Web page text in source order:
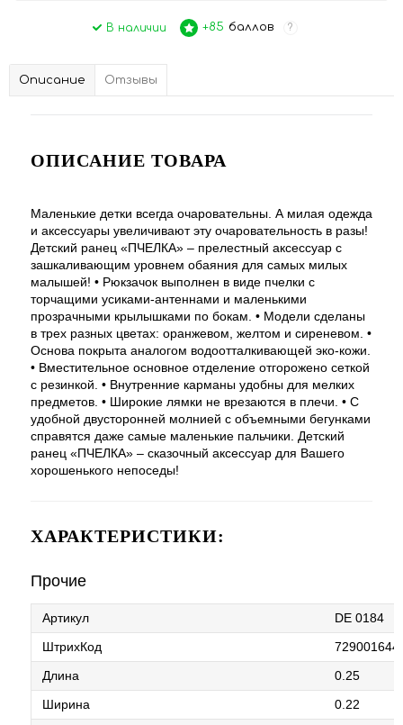
+85 баллов ?
В наличии
Описание Отзывы
ОПИСАНИЕ ТОВАРА
Маленькие детки всегда очаровательны. А милая одежда
и аксессуары увеличивают эту очаровательность в разы!
Детский ранец «ПЧЕЛКА» – прелестный аксессуар с
зашкаливающим уровнем обаяния для самых милых
малышей! • Рюкзачок выполнен в виде пчелки с
торчащими усиками-антеннами и маленькими
прозрачными крылышками по бокам. • Модели сделаны
в трех разных цветах: оранжевом, желтом и сиреневом. •
Основа покрыта аналогом водоотталкивающей эко-кожи.
• Вместительное основное отделение отгорожено сеткой
с резинкой. • Внутренние карманы удобны для мелких
предметов. • Широкие лямки не врезаются в плечи. • С
удобной двусторонней молнией с объемными бегунками
справятся даже самые маленькие пальчики. Детский
ранец «ПЧЕЛКА» – сказочный аксессуар для Вашего
хорошенького непоседы!
ХАРАКТЕРИСТИКИ:
Прочие
Артикул
DE 0184
ШтрихКод
Длина
0.25
Ширина
0.22